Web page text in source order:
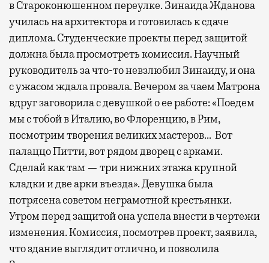
в Староконюшенном переулке. Зинаида Жданова
училась на архитектора и готовилась к сдаче
диплома. Студенческие проекты перед защитой
должна была просмотреть комиссия. Научный
руководитель за что-то невзлюбил Зинаиду, и она
с ужасом ждала провала. Вечером за чаем Матрона
вдруг заговорила с девушкой о ее работе: «Поедем
мы с тобой в Италию, во Флоренцию, в Рим,
посмотрим творения великих мастеров… Вот
палаццо Питти, вот рядом дворец с арками.
Сделай как там — три нижних этажа крупной
кладки и две арки въезда». Девушка была
потрясена советом неграмотной крестьянки.
Утром перед защитой она успела внести в чертежи
изменения. Комиссия, посмотрев проект, заявила,
что здание выглядит отлично, и позволила